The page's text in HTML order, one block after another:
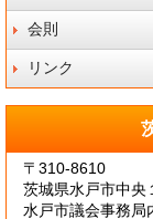
会則
リンク
〒310-8610
茨城県水戸市中央
水戸市議会事務局